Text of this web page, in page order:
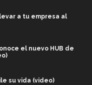
a tu empresa al
el nuevo HUB de
su vida (video)